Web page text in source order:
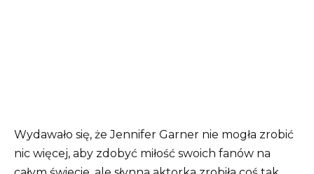
Wydawało się, że Jennifer Garner nie mogła zrobić
nic więcej, aby zdobyć miłość swoich fanów na